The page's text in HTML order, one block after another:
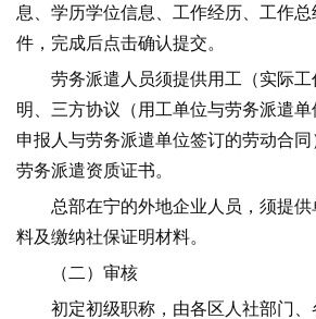
息、学历学位信息、工作经历、工作
件，完成后点击确认提交。
劳务派遣人员须提供用工（实际
明、三方协议（用工单位与劳务派遣
申报人与劳务派遣单位签订的劳动合
劳务派遣资质证书。
总部在宁的外地企业人员，须提
料及缴纳社保证明材料。
（二）审核
初定初级职称，由各区人社部门